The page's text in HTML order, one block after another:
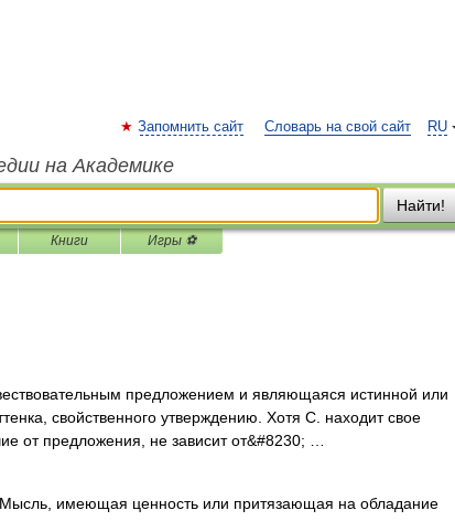
RU
Запомнить сайт Словарь на свой сайт
на Академике
Найти!
Книги Игры ⚽
предложением и являющаяся истинной или
свойственного утверждению. Хотя С. находит свое
от предложения, не зависит от&#8230; …
имеющая ценность или притязающая на обладание